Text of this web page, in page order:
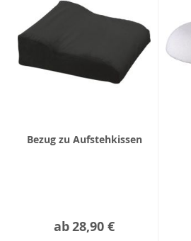
Bezug zu Aufstehkissen
ab28,90 €